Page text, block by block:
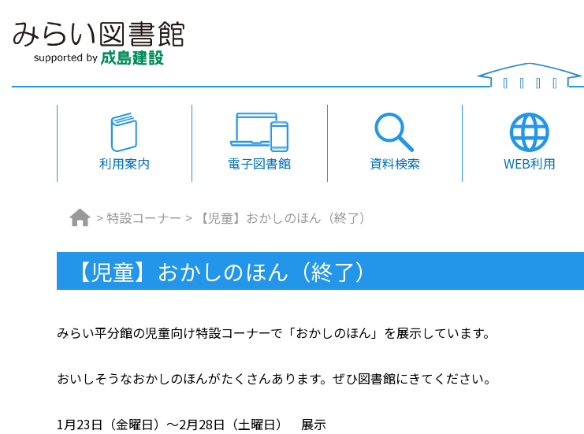
利用案内 電子図書館 資料検索 WEB利用
> 特設コーナー > 【児童】おかしのほん（終了）
【児童】おかしのほん（終了）
みらい平分館の児童向け特設コーナーで「おかしのほん」を展示しています。
おいしそうなおかしのほんがたくさんあります。ぜひ図書館にきてください。
1月23日（金曜日）～2月28日（土曜日） 展示